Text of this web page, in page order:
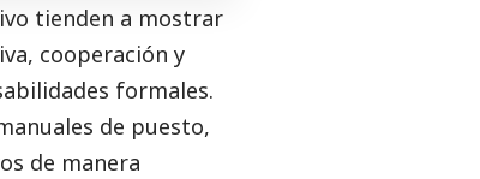
tienden a mostrar
cooperación y
formales.
de puesto,
de manera